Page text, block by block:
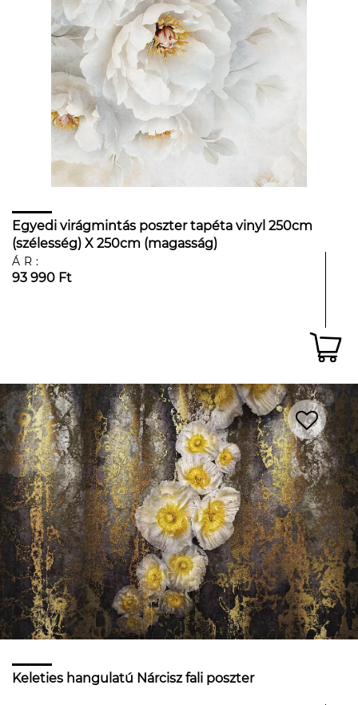
Egyedi virágmintás poszter tapéta vinyl 250cm
(szélesség) X 250cm (magasság)
ÁR:
93 990 Ft
Keleties hangulatú Nárcisz fali poszter